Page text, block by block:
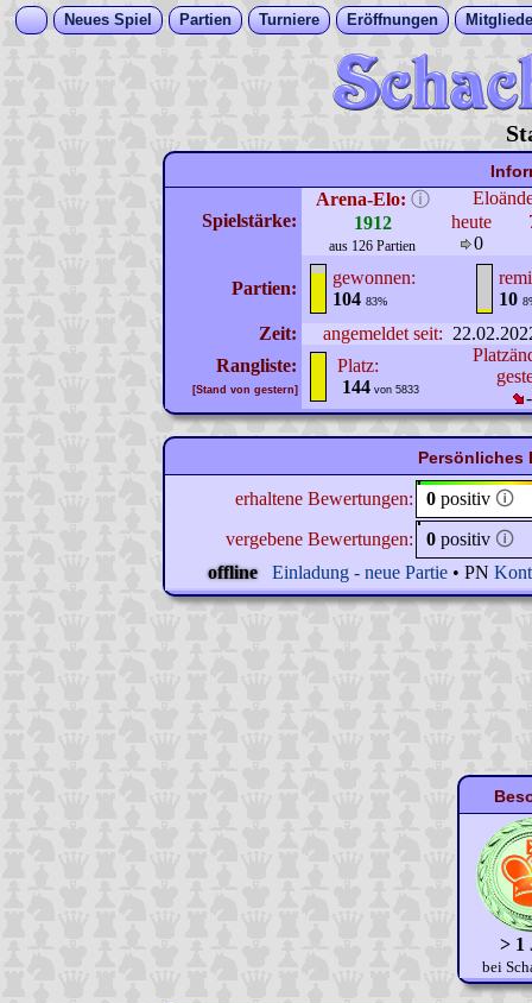
Neues Spiel Partien Turniere Eröffnungen
Spielstärke:
Arena-Elo: ⓘ
1912
aus 126 Partien
heute
0
Partien:
gewonnen:
104 83%
10
Zeit: angemeldet seit:
Rangliste:
[Stand von gestern]
Platz:
144 von 5833
Persönliches
erhaltene Bewertungen: 0 positiv 🛈
vergebene Bewertungen:
0 positiv 🛈
offline
Einladung - neue Partie • PN
> 1
bei